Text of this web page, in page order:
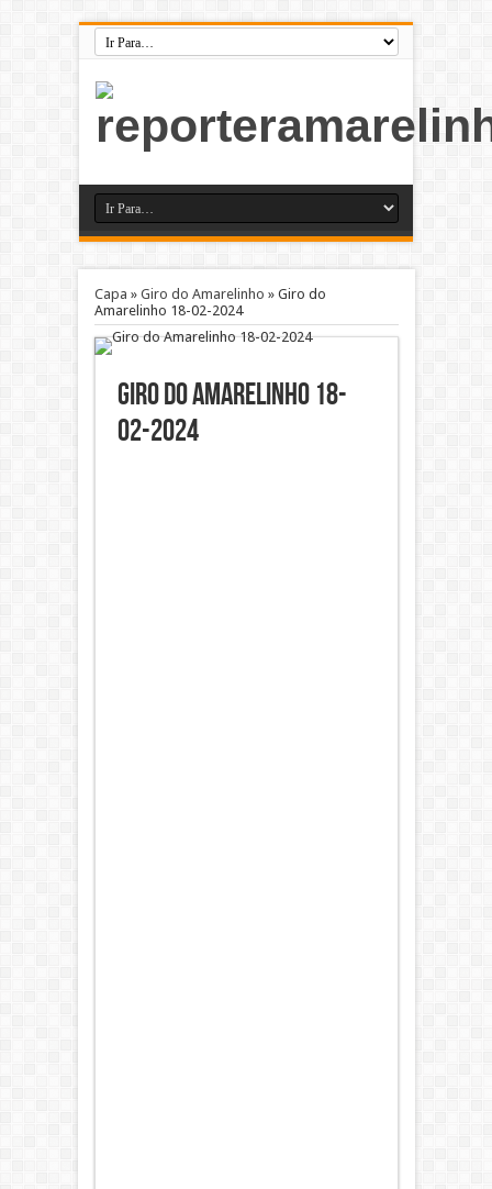
Capa » Giro do Amarelinho » Giro do
Amarelinho 18-02-2024
Giro do Amarelinho 18-
02-2024